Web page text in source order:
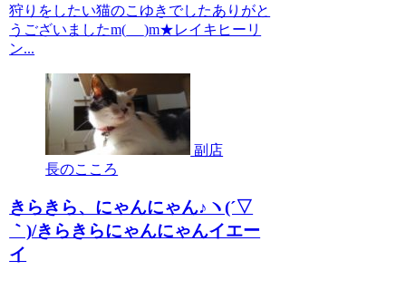
狩りをしたい猫のこゆきでしたありがと
うございましたm(_ _)m★レイキヒーリ
ン...
副店
長のこころ
きらきら、にゃんにゃん♪ヽ(´▽
｀)/きらきらにゃんにゃんイエー
イ